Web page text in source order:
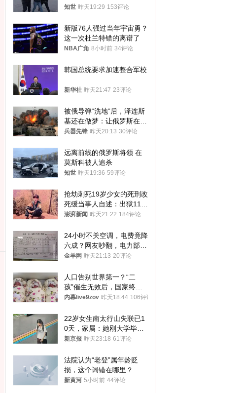
知世 昨天19:29 153评论
新版76人强过当年宇宙勇？
这一次杜兰特错的离谱了
NBA广角 8小时前 34评论
韩国总统要求加速整合军校
新华社 昨天21:47 23评论
被俄导弹“洗地”后，泽连斯
基还在做梦：让俄罗斯在冬
季前求和？
兵器先锋 昨天20:13 30评论
远离前线的俄罗斯将领 在
莫斯科被人追杀
知世 昨天19:36 59评论
抢劫刺死19岁少女的死刑改
死缓当事人自述：出狱11年
间始终刻意躲避被害人家属
澎湃新闻 昨天21:22 184评论
24小时不关空调，电费竟降
六成？网友吵翻，电力部门
回应→
金羊网 昨天21:13 20评论
人口告别世界第一？“二
孩”催生无效后，国家终于
向住房出手了！
内幕live9zov 昨天18:44 106评论
22岁女生南太行山失联已1
0天，家属：她刚大学毕业
想到山里旅行
新京报 昨天23:18 61评论
法院认为“老登”属年龄贬
损，这个词错在哪里？
新黄河 5小时前 44评论